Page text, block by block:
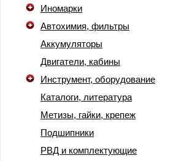
Иномарки
Автохимия, фильтры
Аккумуляторы
Двигатели, кабины
Инструмент, оборудование
Каталоги, литература
Метизы, гайки, крепеж
Подшипники
РВД и комплектующие